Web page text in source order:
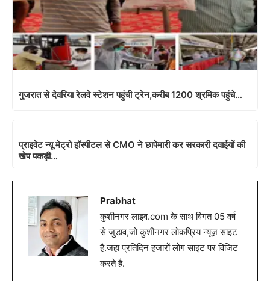
गुजरात से देवरिया रेलवे स्टेशन पहुंची ट्रेन,करीब 1200 श्रमिक पहुंचे…
प्राइवेट न्यू मेट्रो हॉस्पीटल से CMO ने छापेमारी कर सरकारी दवाईयों की
खेप पकड़ी…
Prabhat
कुशीनगर लाइव.com के साथ विगत 05 वर्ष
से जुडाव,जो कुशीनगर लोकप्रिय न्यूज़ साइट
है.जहा प्रतिदिन हजारों लोग साइट पर विजिट
करते है.